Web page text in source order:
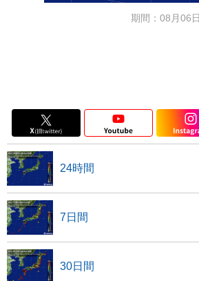
期間：08月06
24時間
7日間
30日間